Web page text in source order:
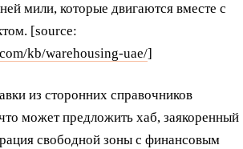
мили, которые двигаются вместе с
[source:
kb/warehousing-uae/]
из сторонних справочников
может предложить хаб, заякоренный
свободной зоны с финансовым